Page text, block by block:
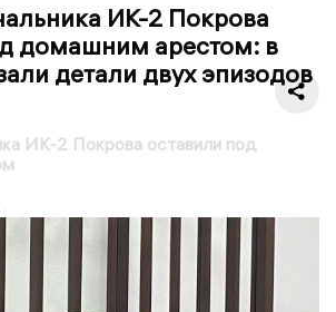
ИК-2 Покрова
домашним арестом: в
детали двух эпизодов
ИК-2 Покрова оставили под